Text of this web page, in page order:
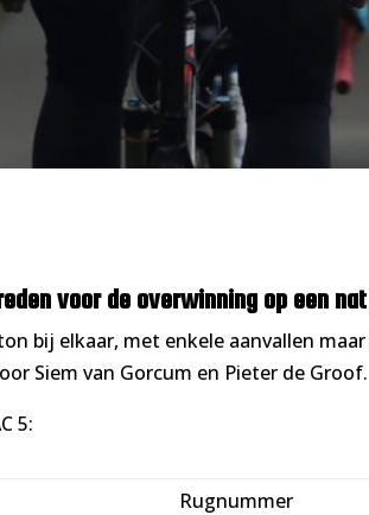
voor de overwinning op een
bij elkaar, met enkele aanvallen
Siem van Gorcum en Pieter de Groof.
5:
Rugnummer